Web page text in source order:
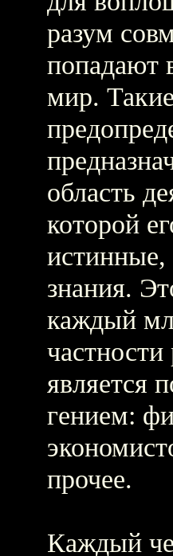
разум
попадают
мир.
область
которой
знания.
каждый
является
гением:
прочее.
Каждый